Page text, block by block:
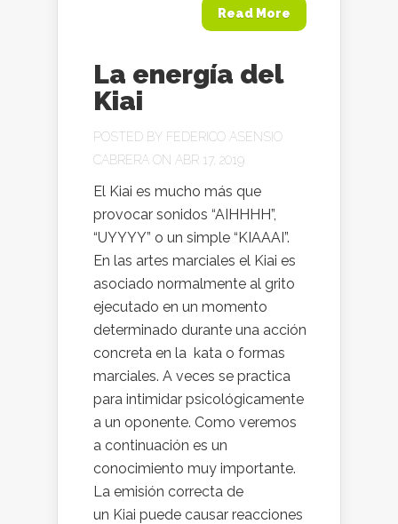
Read More
La energía del
Kiai
POSTED BY FEDERICO ASENSIO
CABRERA ON ABR 17, 2019
El Kiai es mucho más que
provocar sonidos “AIHHHH”,
“UYYYY” o un simple “KIAAAI”.
En las artes marciales el Kiai es
asociado normalmente al grito
ejecutado en un momento
determinado durante una acción
concreta en la kata o formas
marciales. A veces se practica
para intimidar psicológicamente
a un oponente. Como veremos
a continuación es un
conocimiento muy importante.
La emisión correcta de
un Kiai puede causar reacciones